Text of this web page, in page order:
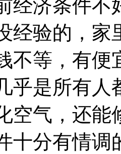
经济条件不
经验的，家
不等，有
乎是所有人
空气，还能
十分有情调